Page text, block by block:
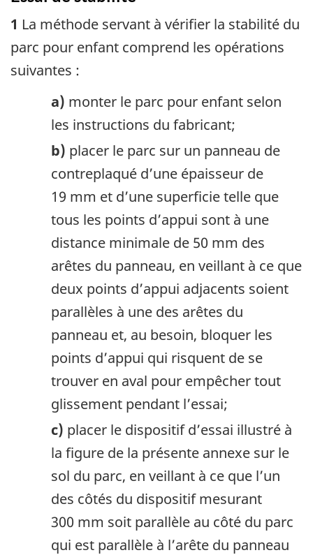
1 La méthode servant à vérifier la stabilité du
parc pour enfant comprend les opérations
suivantes :
a) monter le parc pour enfant selon
les instructions du fabricant;
b) placer le parc sur un panneau de
contreplaqué d’une épaisseur de
19 mm et d’une superficie telle que
tous les points d’appui sont à une
distance minimale de 50 mm des
arêtes du panneau, en veillant à ce que
deux points d’appui adjacents soient
parallèles à une des arêtes du
panneau et, au besoin, bloquer les
points d’appui qui risquent de se
trouver en aval pour empêcher tout
glissement pendant l’essai;
c) placer le dispositif d’essai illustré à
la figure de la présente annexe sur le
sol du parc, en veillant à ce que l’un
des côtés du dispositif mesurant
300 mm soit parallèle au côté du parc
qui est parallèle à l’arête du panneau